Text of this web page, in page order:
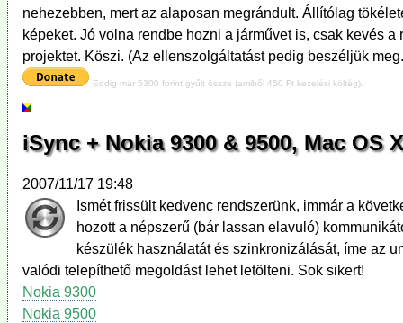
nehezebben, mert az alaposan megrándult. Állítólag
képeket. Jó volna rendbe hozni a járművet is, csak kevés
projektet. Köszi. (Az ellenszolgáltatást pedig beszéljük
Eddig már 5300 forint gyűlt össze (amiből 450 Ft kezelési költég).
iSync + Nokia 9300 & 9500, Mac OS
2007/11/17 19:48
Ismét frissült kedvenc rendszerünk, immár a
hozott a népszerű (bár lassan elavuló)
készülék használatát és szinkronizálását, íme az
valódi telepíthető megoldást lehet letölteni. Sok sikert!
Nokia 9300
Nokia 9500